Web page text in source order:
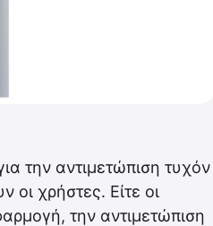
την αντιμετώπιση τυχόν
χρήστες. Είτε οι
την αντιμετώπιση